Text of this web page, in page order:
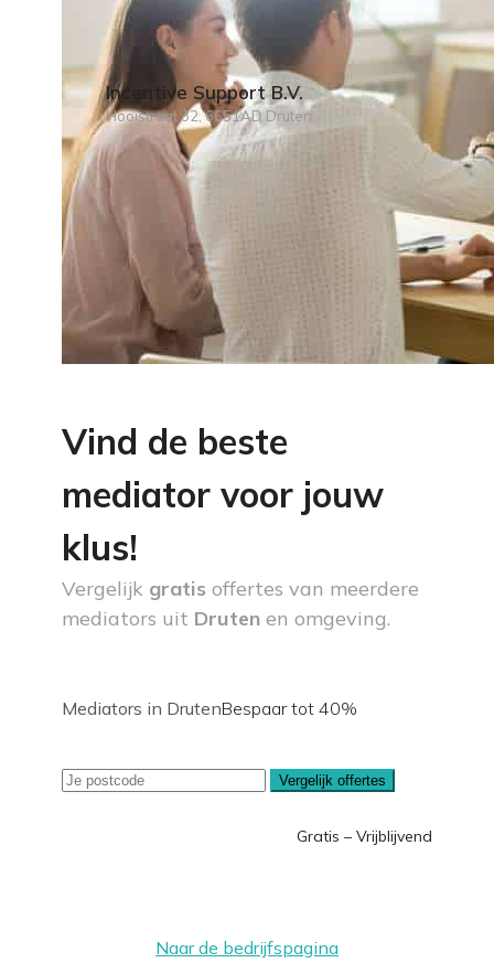
Incentive Support B.V.
Hooistraat 32, 6651AD Druten
Vind de beste
mediator voor jouw
klus!
Vergelijk gratis offertes van meerdere
mediators uit Druten en omgeving.
Mediators in DrutenBespaar tot 40%
Vergelijk offertes
Gratis – Vrijblijvend
Naar de bedrijfspagina